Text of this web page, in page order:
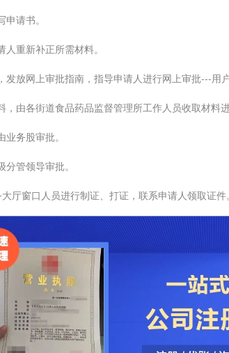
请书。
重新补正所需材料。
放网上审批指南，指导申请人进行网上审批---用户
由各街道食品药品监督管理所工作人员收取材料进
务股审批。
管领导审批。
窗口人员进行制证、打证，联系申请人领取证件。